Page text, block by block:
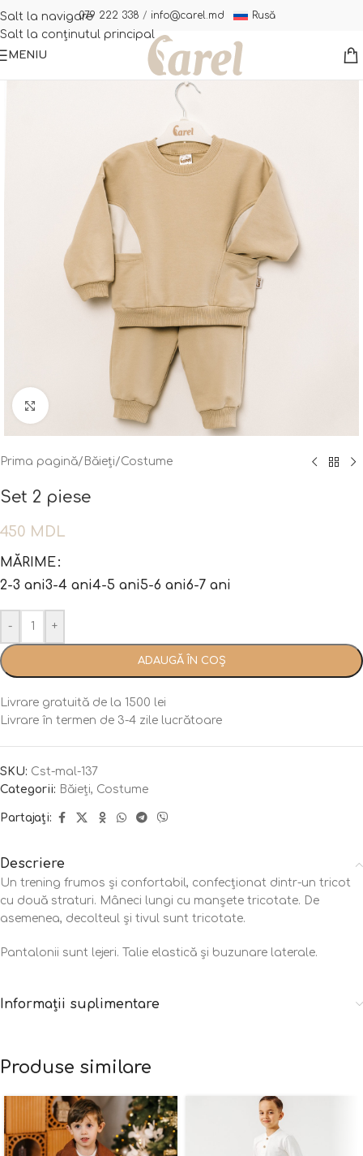
Salt la navigare
Salt la conținutul principal
079 222 338 / info@carel.md Rusă
MENIU
Fă clic pentru a mări
Prima pagină/ Băieți/Costume
Set 2 piese
450 MDL
MĂRIME
2-3 ani3-4 ani4-5 ani5-6 ani6-7 ani
- +
ADAUGĂ ÎN COȘ
Livrare gratuită de la 1500 lei
Livrare în termen de 3-4 zile lucrătoare
SKU: Cst-mal-137
Categorii: Băieți, Costume
Partajați:
Descriere
Un trening frumos și confortabil, confecționat dintr-un tricot
cu două straturi. Mâneci lungi cu manșete tricotate. De
asemenea, decolteul și tivul sunt tricotate.
Pantalonii sunt lejeri. Talie elastică și buzunare laterale.
Informații suplimentare
Produse similare